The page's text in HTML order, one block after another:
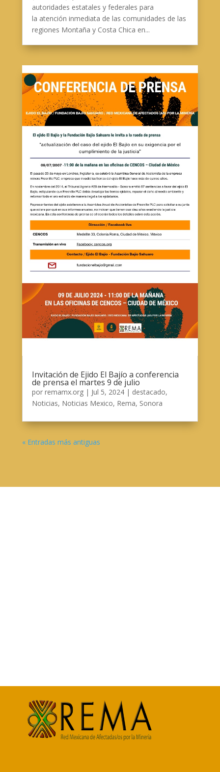
autoridades estatales y federales para
la atención inmediata de las comunidades de las
regiones Montaña y Costa Chica en...
Invitación de Ejido El Bajío a conferencia
de prensa el martes 9 de julio
por remamx.org| Jul 5, 2024| destacado,
Noticias, Noticias Mexico, Rema, Sonora
« Entradas más antiguas